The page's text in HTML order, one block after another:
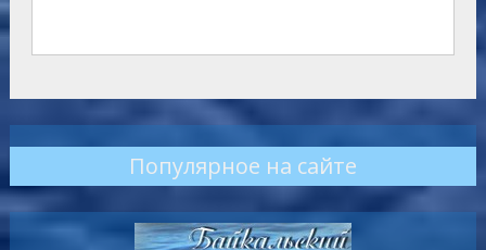
Популярное на сайте